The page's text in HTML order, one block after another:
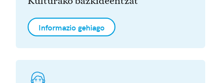
Informazio gehiago